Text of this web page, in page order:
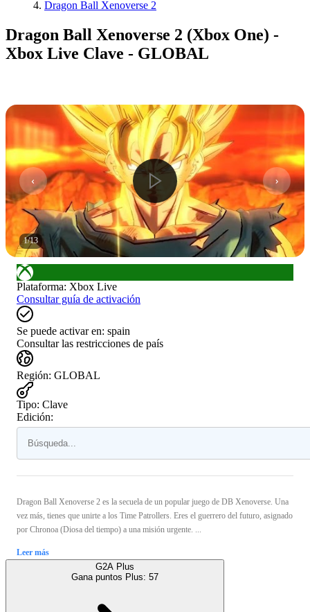
Dragon Ball Xenoverse 2
Dragon Ball Xenoverse 2 (Xbox One) -
Xbox Live Clave - GLOBAL
1/13
Plataforma: Xbox Live
Consultar guía de activación
Se puede activar en: spain
Consultar las restricciones de país
Región: GLOBAL
Tipo: Clave
Edición:
Dragon Ball Xenoverse 2 es la secuela de un popular juego de DB Xenoverse. Una
vez más, tienes que unirte a los Time Patrollers. Eres el guerrero del futuro, asignado
por Chronoa (Diosa del tiempo) a una misión urgente. ...
Leer más
G2A Plus
Gana puntos Plus: 57